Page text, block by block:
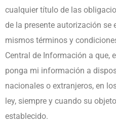
cualquier título de las
de la presente autorización se
mismos términos y
Central de Información a que,
ponga mi información a
nacionales o extranjeros, en
ley, siempre y cuando su
establecido.